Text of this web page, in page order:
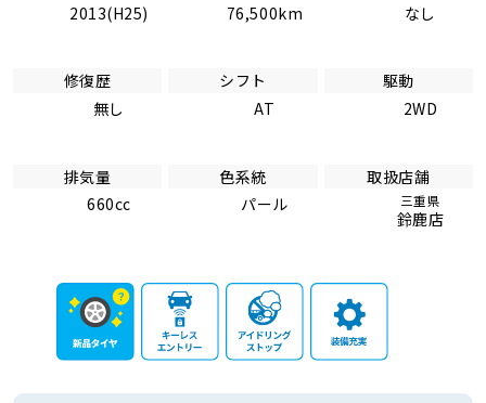
2013(H25)
76,500km
なし
修復歴
無し
シフト
AT
駆動
2WD
排気量
660cc
色系統
パール
取扱店舗
三重県
鈴鹿店